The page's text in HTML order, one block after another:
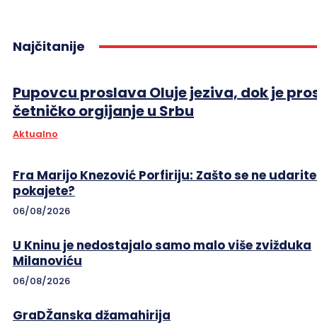
Najčitanije
Pupovcu proslava Oluje jeziva, dok je
četničko orgijanje u Srbu
Aktualno
Fra Marijo Knezović Porfiriju: Zašto se ne
pokajete?
06/08/2026
U Kninu je nedostajalo samo malo više zvižduka
Milanoviću
06/08/2026
GraDŽanska džamahirija